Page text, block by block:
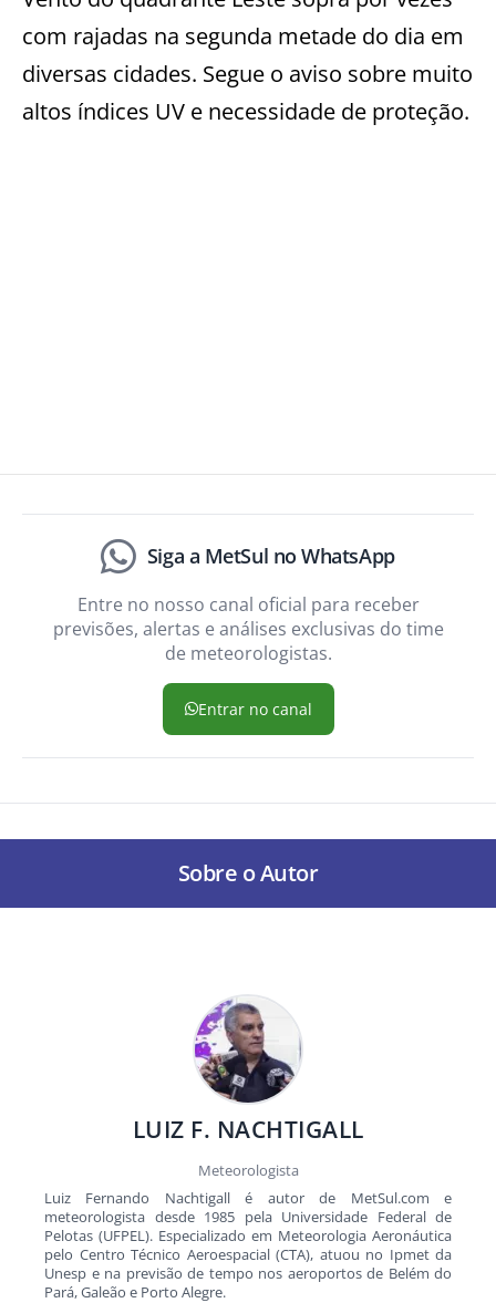
com rajadas na segunda metade do dia em
diversas cidades. Segue o aviso sobre muito
altos índices UV e necessidade de proteção.
Siga a MetSul no WhatsApp
Entre no nosso canal oficial para receber
previsões, alertas e análises exclusivas do time
de meteorologistas.
Entrar no canal
Sobre o Autor
LUIZ F. NACHTIGALL
Meteorologista
Luiz Fernando Nachtigall é autor de MetSul.com e
meteorologista desde 1985 pela Universidade Federal de
Pelotas (UFPEL). Especializado em Meteorologia Aeronáutica
pelo Centro Técnico Aeroespacial (CTA), atuou no Ipmet da
Unesp e na previsão de tempo nos aeroportos de Belém do
Pará, Galeão e Porto Alegre.